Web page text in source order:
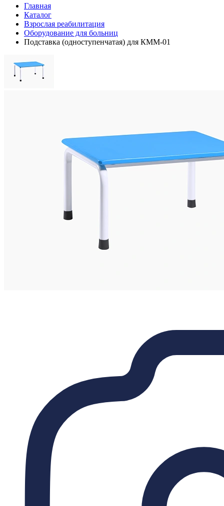
Главная
Каталог
Взрослая реабилитация
Оборудование для больниц
Подставка (одноступенчатая) для КММ-01